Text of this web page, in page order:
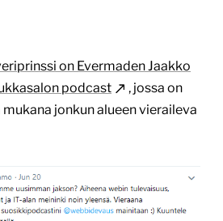
on Evermaden Jaakko
podcast
, jossa on
jonkun alueen vieraileva